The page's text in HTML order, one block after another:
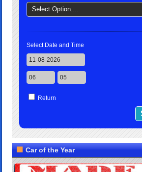
Select Option....
Select Date and Time
Return
Car of the Year